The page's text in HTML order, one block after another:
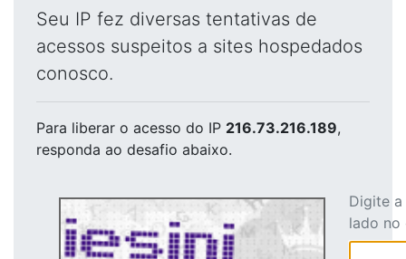
Seu IP fez diversas tentativas de
acessos suspeitos a sites hospedados
conosco.
Para liberar o acesso do IP 216.73.216.189,
responda ao desafio abaixo.
Digite
lado no